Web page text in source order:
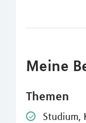
Meine
Themen
Studium,